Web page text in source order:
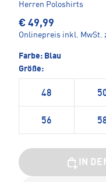
Herren Poloshirts
€ 49,99
Onlinepreis inkl. MwSt.
Farbe: Blau
Größe:
48
56
IN